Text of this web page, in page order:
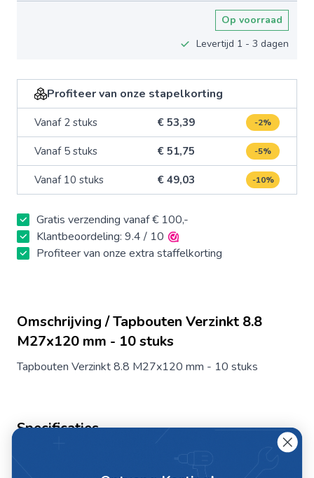
Op voorraad
Levertijd 1 - 3 dagen
Profiteer van onze stapelkorting
Vanaf 2 stuks € 53,39 -2%
Vanaf 5 stuks € 51,75 -5%
Vanaf 10 stuks € 49,03 -10%
Gratis verzending vanaf € 100,-
Klantbeoordeling: 9.4 / 10
Profiteer van onze extra staffelkorting
Omschrijving / Tapbouten Verzinkt 8.8
M27x120 mm - 10 stuks
Tapbouten Verzinkt 8.8 M27x120 mm - 10 stuks
Specificaties
TBOUT-2700120